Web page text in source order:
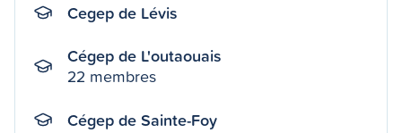
Cegep de Lévis
Cégep de L'outaouais
22 membres
Cégep de Sainte-Foy